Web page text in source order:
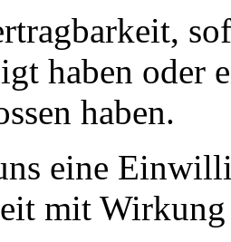
haben oder
haben.
eine
mit